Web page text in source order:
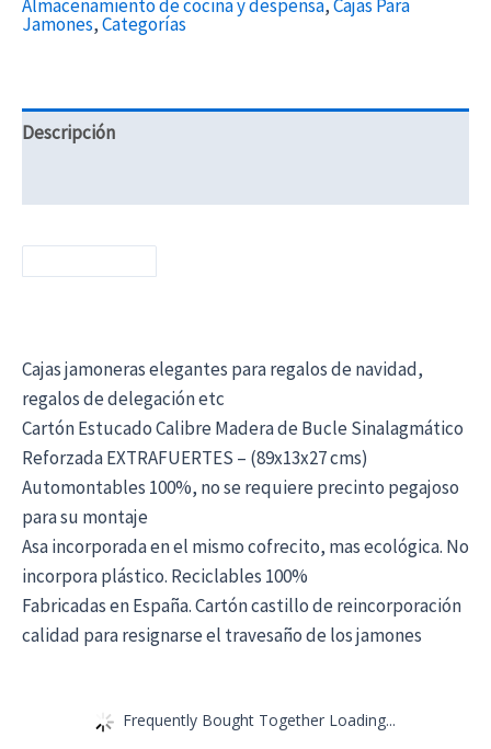
Almacenamiento de cocina y despensa,Cajas Para
Jamones,Categorías
Descripción
Cajas jamoneras elegantes para regalos de navidad,
regalos de delegación etc
Cartón Estucado Calibre Madera de Bucle Sinalagmático
Reforzada EXTRAFUERTES – (89x13x27 cms)
Automontables 100%, no se requiere precinto pegajoso
para su montaje
Asa incorporada en el mismo cofrecito, mas ecológica. No
incorpora plástico. Reciclables 100%
Fabricadas en España. Cartón castillo de reincorporación
calidad para resignarse el travesaño de los jamones
Frequently Bought Together Loading...